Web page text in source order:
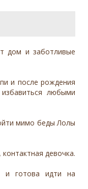
дом и заботливые
и после рождения
любыми
мимо беды Лолы
девочка.
и готова идти на